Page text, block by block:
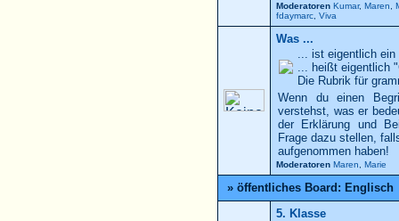
Moderatoren Kumar, Maren
fdaymarc Viva
Was ...
... ist eigentlich
... heißt eigentlich
Die Rubrik für
Wenn du einen
verstehst, was er
der Erklärung und
Frage dazu stellen,
aufgenommen haben!
Moderatoren Maren Marie
» öffentliches Board: Englisch
5. Klasse